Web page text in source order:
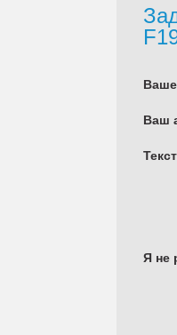
Ваш
Я не